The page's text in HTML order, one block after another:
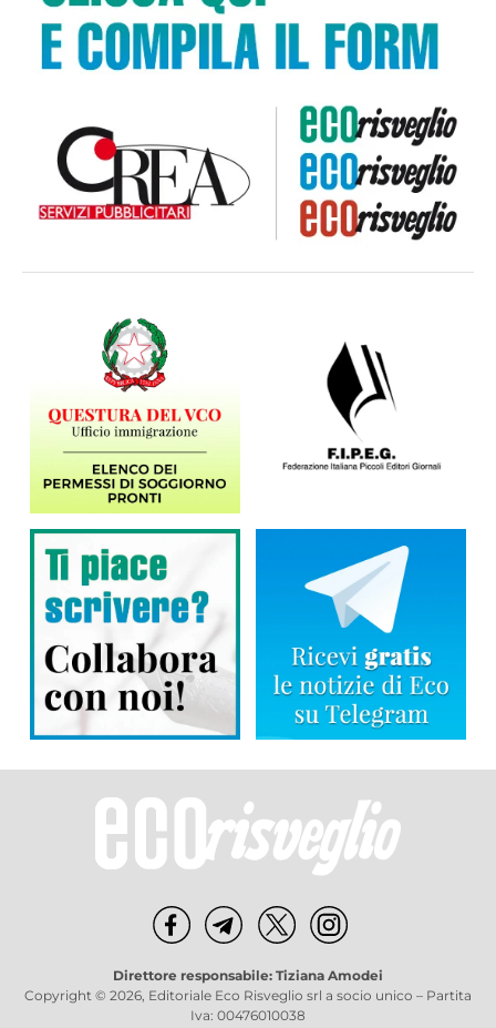
Direttore responsabile: Tiziana Amodei
Copyright © 2026, Editoriale Eco Risveglio srl a socio unico – Partita
Iva: 00476010038